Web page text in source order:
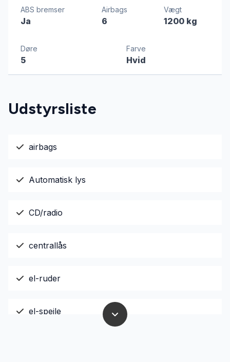
ABS bremser
Ja
Airbags
6
Vægt
1200 kg
Døre
5
Farve
Hvid
Udstyrsliste
airbags
Automatisk lys
CD/radio
centrallås
el-ruder
el-spejle